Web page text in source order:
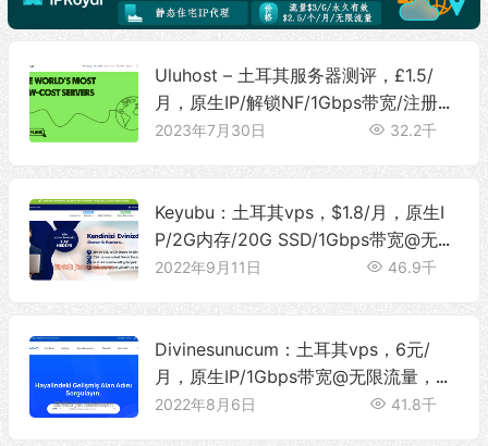
Uluhost – 土耳其服务器测评，£1.5/
月，原生IP/解锁NF/1Gbps带宽/注册简
单
2023年7月30日 32.2千
Keyubu：土耳其vps，$1.8/月，原生I
P/2G内存/20G SSD/1Gbps带宽@无限
流量
2022年9月11日 46.9千
Divinesunucum：土耳其vps，6元/
月，原生IP/1Gbps带宽@无限流量，注
册简单/支持PayPal
2022年8月6日 41.8千